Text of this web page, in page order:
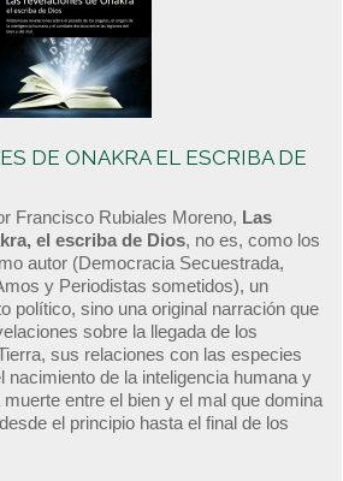
DE ONAKRA EL ESCRIBA DE
Francisco Rubiales Moreno, Las
el escriba de Dios, no es, como los
autor (Democracia Secuestrada,
y Periodistas sometidos), un
político, sino una original narración que
sobre la llegada de los
sus relaciones con las especies
nacimiento de la inteligencia humana y
entre el bien y el mal que domina
el principio hasta el final de los